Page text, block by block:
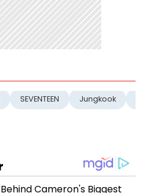
SEVENTEEN Jungkook